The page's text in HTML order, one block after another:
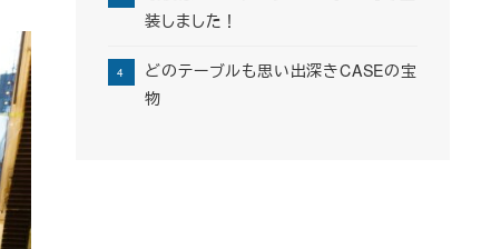
装しました！
どのテーブルも思い出深きCASEの宝
物